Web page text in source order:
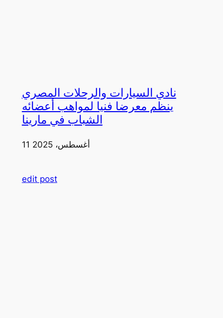
نادي السيارات والرحلات المصري
ينظم معرضا فنيا لمواهب أعضائه
الشباب في مارينا
11 أغسطس، 2025
edit post